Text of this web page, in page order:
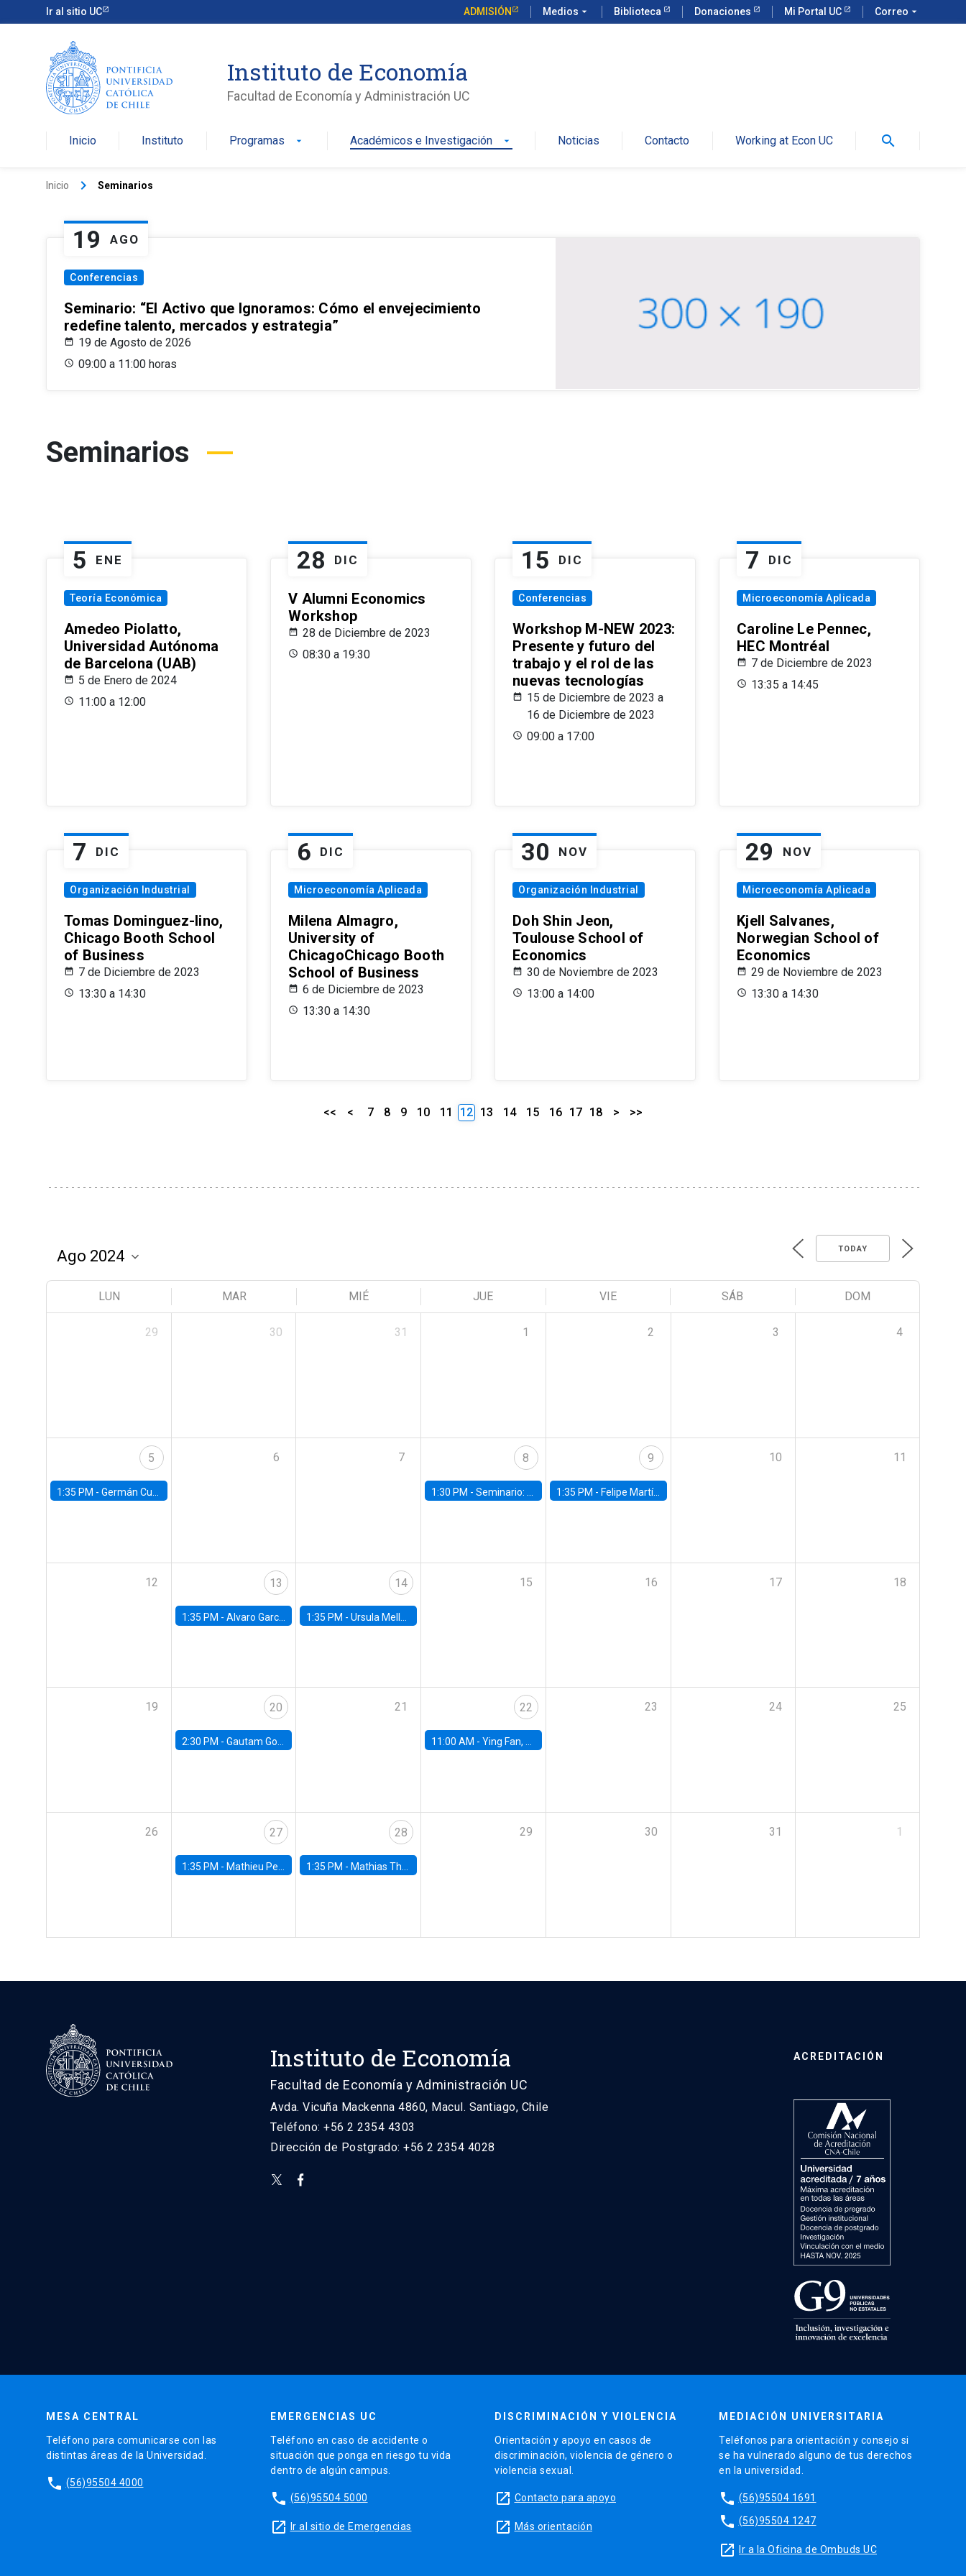
Ir al sitio UC ADMISIÓN Medios arrow_drop_down Biblioteca Donaciones Mi Portal UC Correo arrow_drop_down
Instituto de Economía
Facultad de Economía y Administración UC
Inicio Instituto Programas arrow_drop_down Académicos e Investigación arrow_drop_down Noticias Contacto Working at Econ UC search
Inicio keyboard_arrow_right Seminarios
19 AGO
Conferencias
Seminario: “El Activo que Ignoramos: Cómo el envejecimiento
redefine talento, mercados y estrategia”
19 de Agosto de 2026
09:00 a 11:00 horas
Seminarios
5 ENE
Teoría Económica
Amedeo Piolatto,
Universidad Autónoma
de Barcelona (UAB)
5 de Enero de 2024
11:00 a 12:00
28 DIC
V Alumni Economics
Workshop
28 de Diciembre de 2023
08:30 a 19:30
15 DIC
Conferencias
Workshop M-NEW 2023:
Presente y futuro del
trabajo y el rol de las
nuevas tecnologías
15 de Diciembre de 2023 a
16 de Diciembre de 2023
09:00 a 17:00
7 DIC
Microeconomía Aplicada
Caroline Le Pennec,
HEC Montréal
7 de Diciembre de 2023
13:35 a 14:45
7 DIC
Organización Industrial
Tomas Dominguez-Iino,
Chicago Booth School
of Business
7 de Diciembre de 2023
13:30 a 14:30
6 DIC
Microeconomía Aplicada
Milena Almagro,
University of
ChicagoChicago Booth
School of Business
6 de Diciembre de 2023
13:30 a 14:30
30 NOV
Organización Industrial
Doh Shin Jeon,
Toulouse School of
Economics
30 de Noviembre de 2023
13:00 a 14:00
29 NOV
Microeconomía Aplicada
Kjell Salvanes,
Norwegian School of
Economics
29 de Noviembre de 2023
13:30 a 14:30
<< < 7 8 9 10 11 12 13 14 15 16 17 18 > >>
TODAY
LUN MAR MIÉ JUE VIE SÁB DOM
29 30 31 1 2 3 4
5
1:35 PM - Germán Cubas, University of Houston
6 7 8
1:30 PM -Seminario: “Recuperando la humanidad para progresar en la era de la IA»
9
1:35 PM - Felipe Martínez, alumno Doctorado en Economía UC
10 11
12 13
1:35 PM - Alvaro Garcia-Marin, Universidad de Los Andes
14
1:35 PM -Ursula Mello, Insper - Institute of Education and Research
15 16 17 18
19 20
2:30 PM - Gautam Gowrisankaran, Columbia University
21 22
11:00 AM -Ying Fan, University of Michigan
23 24 25
26 27
1:35 PM - Mathieu Pedemonte, IDB
28
1:35 PM - Mathias Thoenig, University of Lausanne
29 30 31 1
Instituto de Economía
Facultad de Economía y Administración UC
Avda. Vicuña Mackenna 4860, Macul. Santiago, Chile
Teléfono: +56 2 2354 4303
Dirección de Postgrado: +56 2 2354 4028
ACREDITACIÓN
MESA CENTRAL
Teléfono para comunicarse con las
distintas áreas de la Universidad.
phone (56)95504 4000
EMERGENCIAS UC
Teléfono en caso de accidente o
situación que ponga en riesgo tu vida
dentro de algún campus.
phone (56)95504 5000
launch Ir al sitio de Emergencias
DISCRIMINACIÓN Y VIOLENCIA
Orientación y apoyo en casos de
discriminación, violencia de género o
violencia sexual.
launch Contacto para apoyo
launch Más orientación
MEDIACIÓN UNIVERSITARIA
Teléfonos para orientación y consejo si
se ha vulnerado alguno de tus derechos
en la universidad.
phone (56)95504 1691
phone (56)95504 1247
launch Ir a la Oficina de Ombuds UC